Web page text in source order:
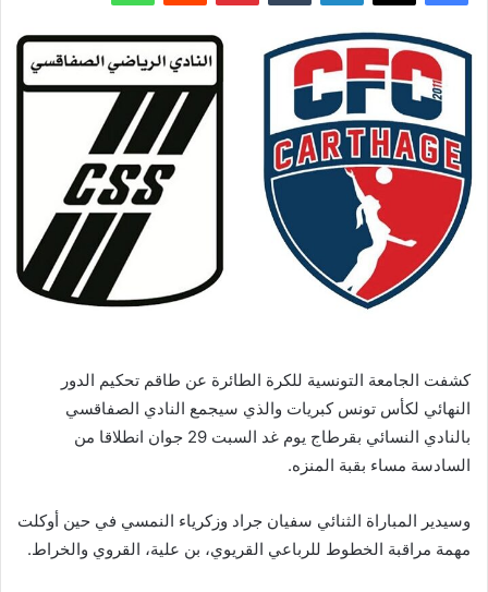
كشفت الجامعة التونسية للكرة الطائرة عن طاقم تحكيم الدور
النهائي لكأس تونس كبريات والذي سيجمع النادي الصفاقسي
بالنادي النسائي بقرطاج يوم غد السبت 29 جوان انطلاقا من
السادسة مساء بقبة المنزه.
وسيدير المباراة الثنائي سفيان جراد وزكرياء النمسي في حين أوكلت
مهمة مراقبة الخطوط للرباعي القريوي، بن علية، القروي والخراط.